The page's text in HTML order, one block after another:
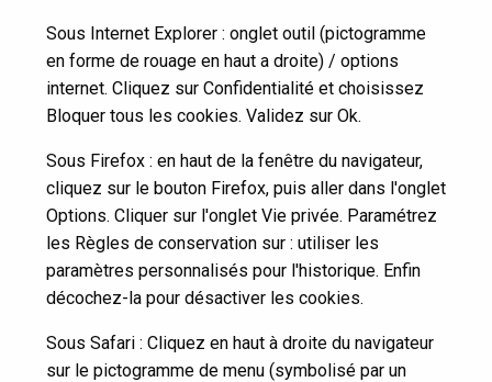
Sous Internet Explorer : onglet outil (pictogramme
en forme de rouage en haut a droite) / options
internet. Cliquez sur Confidentialité et choisissez
Bloquer tous les cookies. Validez sur Ok.
Sous Firefox : en haut de la fenêtre du navigateur,
cliquez sur le bouton Firefox, puis aller dans l'onglet
Options. Cliquer sur l'onglet Vie privée. Paramétrez
les Règles de conservation sur : utiliser les
paramètres personnalisés pour l'historique. Enfin
décochez-la pour désactiver les cookies.
Sous Safari : Cliquez en haut à droite du navigateur
sur le pictogramme de menu (symbolisé par un